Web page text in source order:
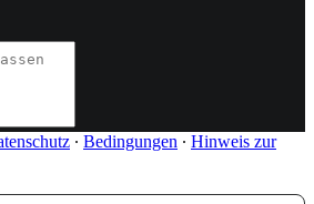
∙ Bedingungen ∙ Hinweis zur